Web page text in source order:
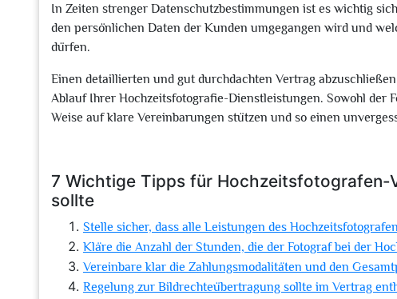
In Zeiten strenger Datenschutzbestimmungen ist es wichtig
den persönlichen Daten der Kunden umgegangen wird und
dürfen.
Einen detaillierten und gut durchdachten Vertrag
Ablauf Ihrer Hochzeitsfotografie-Dienstleistungen. Sowohl der
Weise auf klare Vereinbarungen stützen und so einen
7 Wichtige Tipps für Hochzeitsfotografen-
sollte
Stelle sicher, dass alle Leistungen des
Kläre die Anzahl der Stunden, die der Fotograf bei der
Vereinbare klar die Zahlungsmodalitäten und den
Regelung zur Bildrechteübertragung sollte im Vertrag